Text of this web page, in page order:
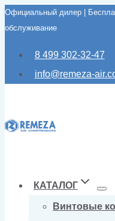
Перейти
к
содержимому
Официальный дилер |
обслуживание
8 499 302-32-47
info@remeza-
КАТАЛОГ
Винтовые